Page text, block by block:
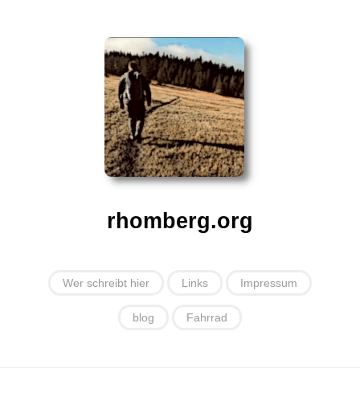
rhomberg.org
Wer schreibt hier Links Impressum
blog Fahrrad